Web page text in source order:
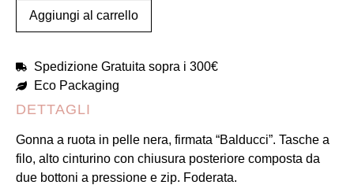
Aggiungi al carrello
Spedizione Gratuita sopra i 300€
Eco Packaging
DETTAGLI
Gonna a ruota in pelle nera, firmata “Balducci”. Tasche a
filo, alto cinturino con chiusura posteriore composta da
due bottoni a pressione e zip. Foderata.